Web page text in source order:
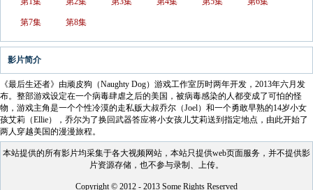
第7集 第8集
影片简介
《最后生还者》由顽皮狗（Naughty Dog）游戏工作室历时两年开发，2013年六月发
布。整部游戏设定在一个病毒肆虐之后的美国，被病毒感染的人都变成了可怕的怪
物，游戏主角是一个个性冷漠的走私贩大叔乔尔（Joel）和一个勇敢早熟的14岁小女
孩艾莉（Ellie），乔尔为了换回武器答应将小女孩儿艾莉送到指定地点，由此开始了
两人穿越美国的漫漫旅程。
本站提供的所有影片均采集于各大视频网站，本站只提供web页面服务，并不提供影
片资源存储，也不参与录制、上传。
Copyright © 2012 - 2013 Some Rights Reserved